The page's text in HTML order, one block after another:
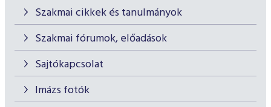
Szakmai cikkek és tanulmányok
Szakmai fórumok, előadások
Sajtókapcsolat
Imázs fotók